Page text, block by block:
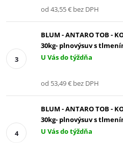
od 43,55 € bez DPH
BLUM - ANTARO TOB -
30kg- plnovýsuv s
U Vás do týždňa
od 53,49 € bez DPH
BLUM - ANTARO TOB -
30kg- plnovýsuv s
U Vás do týždňa